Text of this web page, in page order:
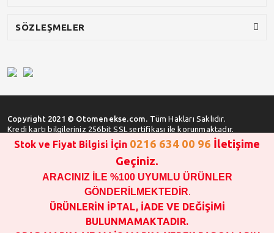
SÖZLEŞMELER
Copyright 2021 © Otomenekse.com. Tüm Hakları Saklıdır.
Kredi kartı bilgileriniz 256bit SSL sertifikası ile korunmaktadır.
SATIN ALMA İŞLEMİ YAPMADAN ÖNCE
STOK VE FİYAT BİLGİSİ ALINIZ !!!
1000 TL VE ÜSTÜ SİPARİŞ VERİLEBİLİR!!!
OPAR MARKA VE MAİS MARKA YEDEK PARÇALARIN
GARANTİSİ YOKTUR!!!!!!!!!!!
Stok ve Fiyat Bilgisi İçin 0216 634 00 96 İletişime
Geçiniz.
ARACINIZ İLE %100 UYUMLU ÜRÜNLER
GÖNDERİLMEKTEDİR.
ÜRÜNLERİN İPTAL, İADE VE DEĞİŞİMİ
BULUNMAMAKTADIR.